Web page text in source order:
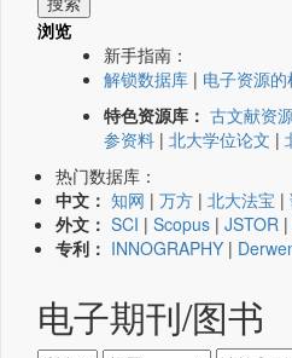
浏览
新手指南：
解锁数据库 | 电子资源
特色资源库： 古文献资
参资料 | 北大学位论文 |
热门数据库：
中文： 知网 | 万方 | 北大法宝 |
外文： SCI | Scopus | JSTOR |
专利： INNOGRAPHY |
电子期刊/图书